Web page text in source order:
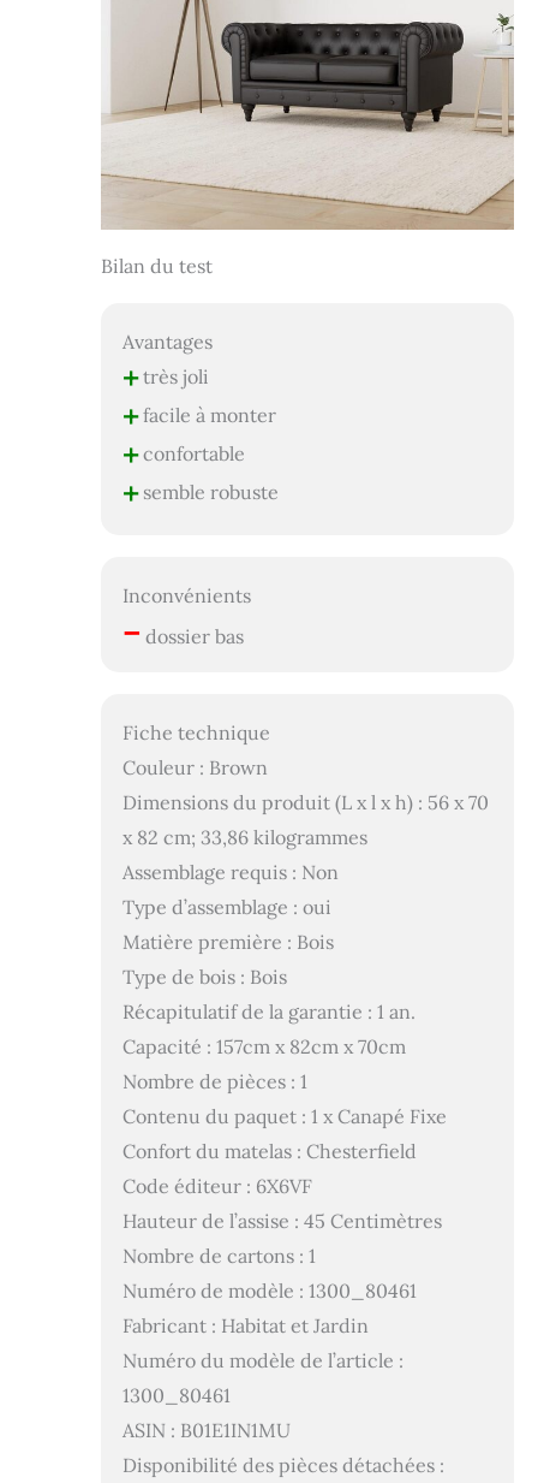
Bilan du test
Avantages
+très joli
+facile à monter
+confortable
+semble robuste
Inconvénients
– dossier bas
Fiche technique
Couleur : Brown
Dimensions du produit (L x l x h) : 56 x 70
x 82 cm; 33,86 kilogrammes
Assemblage requis : Non
Type d’assemblage : oui
Matière première : Bois
Type de bois : Bois
Récapitulatif de la garantie : 1 an.
Capacité : 157cm x 82cm x 70cm
Nombre de pièces : 1
Contenu du paquet : 1 x Canapé Fixe
Confort du matelas : Chesterfield
Code éditeur : 6X6VF
Hauteur de l’assise : 45 Centimètres
Nombre de cartons : 1
Numéro de modèle : 1300_80461
Fabricant : Habitat et Jardin
Numéro du modèle de l’article :
1300_80461
ASIN : B01E1IN1MU
Disponibilité des pièces détachées :